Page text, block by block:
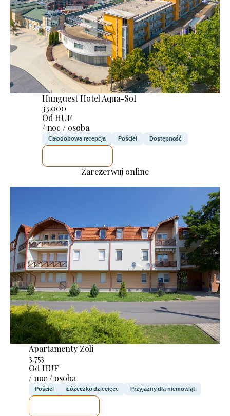
Hunguest Hotel Aqua-Sol
33.000
Od HUF
/ noc / osoba
Całodobowa recepcja Pościel Dostępność
Zarezerwuj online
Apartamenty Zoli
3.753
Od HUF
/ noc / osoba
Pościel Łóżeczko dziecięce Przyjazny dla niemowląt